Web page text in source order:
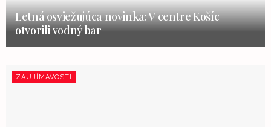
Letná osviežujúca novinka: V centre Košíc
otvorili vodný bar
ZAUJÍMAVOSTI